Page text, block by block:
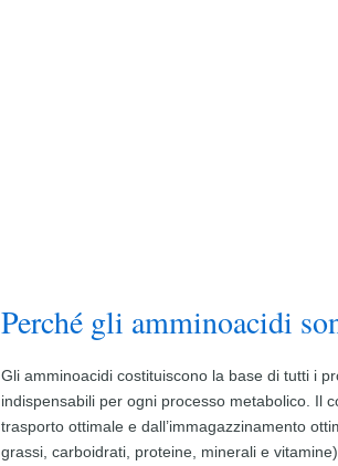
Perché gli amminoacidi
Gli amminoacidi costituiscono la base di tutti i
indispensabili per ogni processo metabolico. Il
trasporto ottimale e dall’immagazzinamento
grassi, carboidrati, proteine, minerali e